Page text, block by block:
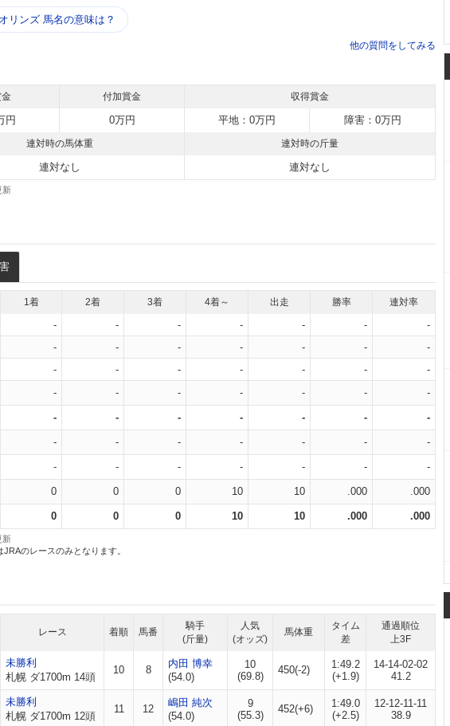
リンズ 馬名の意味は？
他の質問をしてみる
付加賞金 収得賞金
円 0万円 平地：0万円 障害：0万円
連対時の馬体重 連対時の斤量
連対なし 連対なし
1着 2着 3着 4着～ 出走 勝率 連対率
- - - - - -
-
- - - - - -
-
- - - - - -
-
- - - - - - -
- - - - - - -
- - - - - - -
- - - - - - -
0 0 0 10 10 .000 .000
0 0 0 10 10 .000 .000
新
のレースのみとなります。
レース 着順 馬番
騎手
(斤量)
人気
(オッズ)
馬体重
タイム
差
通過順位
上3F
未勝利
札幌 ダ1700m 14頭
10 8
内田 博幸
(54.0)
10
(69.8)
450(-2)
1:49.2
(+1.9)
14-14-02-02
41.2
未勝利
札幌 ダ1700m 12頭
11 12
嶋田 純次
(54.0)
9
(55.3)
452(+6)
1:49.0
(+2.5)
12-12-11-11
38.9